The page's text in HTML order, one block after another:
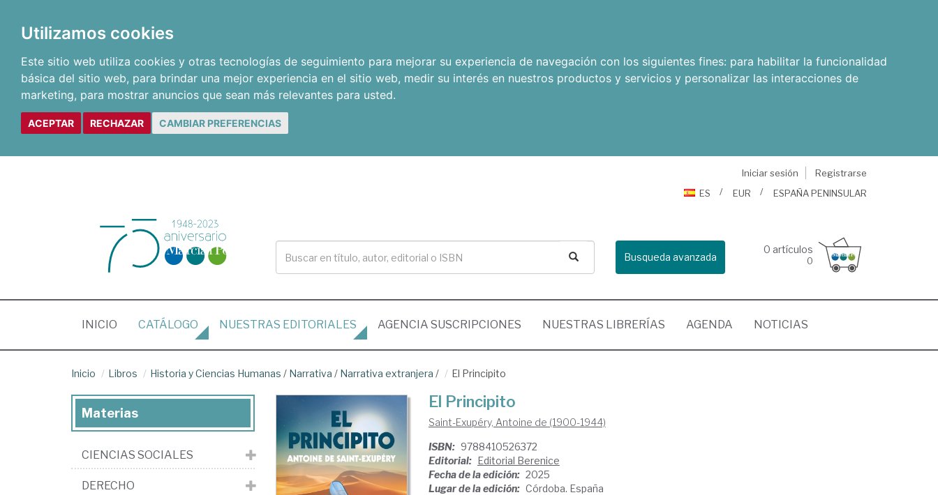
Utilizamos cookies
Este sitio web utiliza cookies y otras tecnologías de seguimiento para mejorar su experiencia de navegación con los siguientes fines: para habilitar la funcionalidad
básica del sitio web, para brindar una mejor experiencia en el sitio web, medir su interés en nuestros productos y servicios y personalizar las interacciones de
marketing, para mostrar anuncios que sean más relevantes para usted.
ACEPTAR RECHAZAR CAMBIAR PREFERENCIAS
Iniciar sesión
Registrarse
ES
EUR ESPAÑA PENINSULAR
Busqueda avanzada
0 artículos
0
INICIO (CURRENT)
CATÁLOGO NUESTRAS EDITORIALES AGENCIA SUSCRIPCIONES NUESTRAS LIBRERÍAS AGENDA NOTICIAS
Inicio Libros Historia y Ciencias Humanas / Narrativa / Narrativa extranjera / El Principito
El Principito
Saint-Exupéry, Antoine de (1900-1944)
ISBN: 9788410526372
Editorial: Editorial Berenice
Fecha de la edición: 2025
Lugar de la edición: Córdoba. España
Materias
CIENCIAS SOCIALES
DERECHO